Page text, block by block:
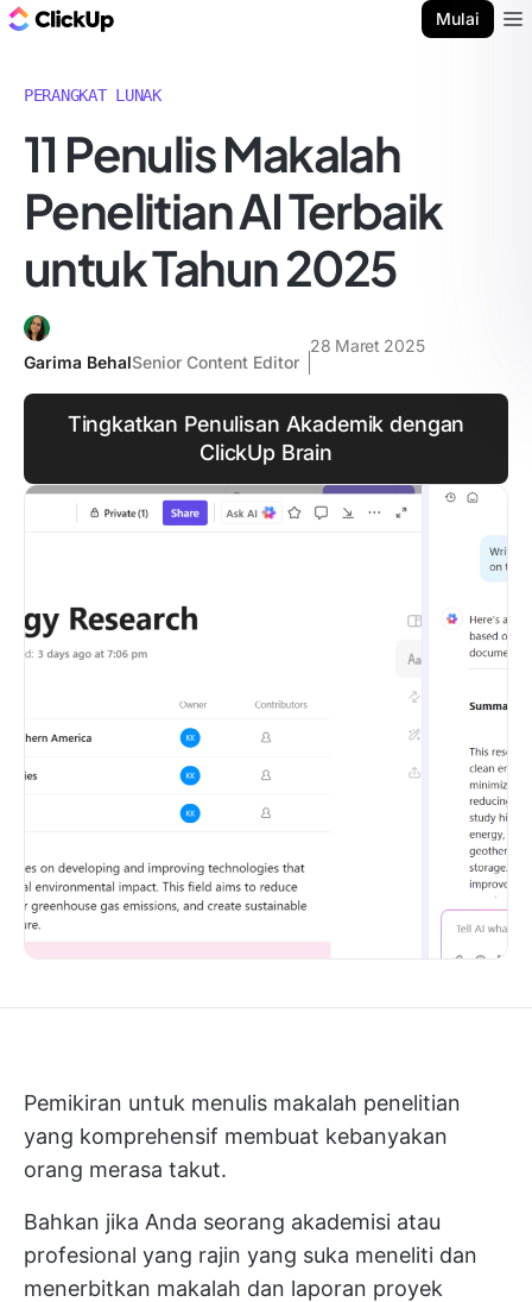
Mulai
PERANGKAT LUNAK
11 Penulis Makalah
Penelitian AI Terbaik
untuk Tahun 2025
Garima BehalSenior Content Editor
28 Maret 2025
Tingkatkan Penulisan Akademik dengan
ClickUp Brain
Pemikiran untuk menulis makalah penelitian
yang komprehensif membuat kebanyakan
orang merasa takut.
Bahkan jika Anda seorang akademisi atau
profesional yang rajin yang suka meneliti dan
menerbitkan makalah dan laporan proyek